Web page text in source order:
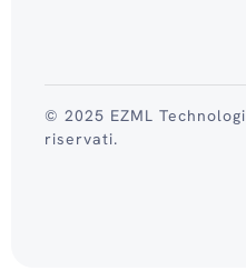
© 2025 EZML
riservati.